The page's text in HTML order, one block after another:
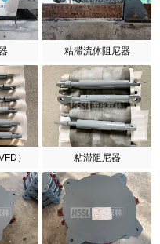
粘滞流体阻尼器
） 粘滞阻尼器